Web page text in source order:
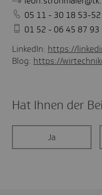
05 11 - 30 18 53-52
01 52 - 06 45 87 93
LinkedIn: https://
Blog: https://
Hat Ihnen der
Ja